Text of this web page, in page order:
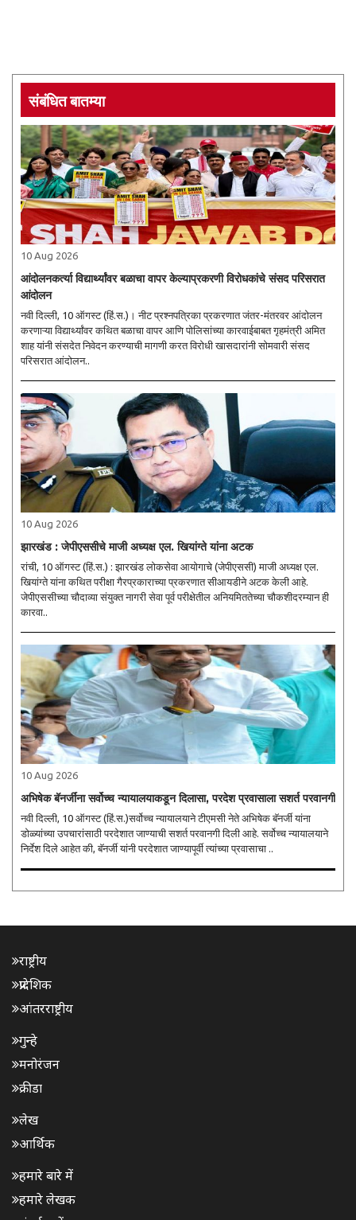
संबंधित बातम्या
10 Aug 2026
आंदोलनकर्त्या विद्यार्थ्यांवर बळाचा वापर केल्याप्रकरणी विरोधकांचे संसद परिसरात
आंदोलन
नवी दिल्ली, 10 ऑगस्ट (हिं.स.)। नीट प्रश्नपत्रिका प्रकरणात जंतर-मंतरवर आंदोलन
करणाऱ्या विद्यार्थ्यांवर कथित बळाचा वापर आणि पोलिसांच्या कारवाईबाबत गृहमंत्री अमित
शाह यांनी संसदेत निवेदन करण्याची मागणी करत विरोधी खासदारांनी सोमवारी संसद
परिसरात आंदोलन..
10 Aug 2026
झारखंड : जेपीएससीचे माजी अध्यक्ष एल. खियांग्ते यांना अटक
रांची, 10 ऑगस्ट (हिं.स.) : झारखंड लोकसेवा आयोगाचे (जेपीएससी) माजी अध्यक्ष एल.
खियांग्ते यांना कथित परीक्षा गैरप्रकाराच्या प्रकरणात सीआयडीने अटक केली आहे.
जेपीएससीच्या चौदाव्या संयुक्त नागरी सेवा पूर्व परीक्षेतील अनियमिततेच्या चौकशीदरम्यान ही
कारवा..
10 Aug 2026
अभिषेक बॅनर्जींना सर्वोच्च न्यायालयाकडून दिलासा, परदेश प्रवासाला सशर्त परवानगी
नवी दिल्ली, 10 ऑगस्ट (हिं.स.)सर्वोच्च न्यायालयाने टीएमसी नेते अभिषेक बॅनर्जी यांना
डोळ्यांच्या उपचारांसाठी परदेशात जाण्याची सशर्त परवानगी दिली आहे. सर्वोच्च न्यायालयाने
निर्देश दिले आहेत की, बॅनर्जी यांनी परदेशात जाण्यापूर्वी त्यांच्या प्रवासाचा ..
राष्ट्रीय
प्रादेशिक
आंतरराष्ट्रीय
गुन्हे
मनोरंजन
क्रीडा
लेख
आर्थिक
हमारे बारे में
हमारे लेखक